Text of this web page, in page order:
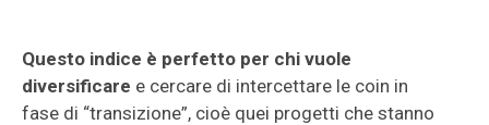
Questo indice è perfetto per chi vuole
diversificare e cercare di intercettare le coin in
fase di “transizione”, cioè quei progetti che stanno